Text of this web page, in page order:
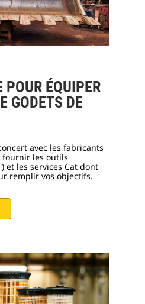
POUR ÉQUIPER
GODETS DE
avec les fabricants
fournir les outils
et les services Cat dont
remplir vos objectifs.